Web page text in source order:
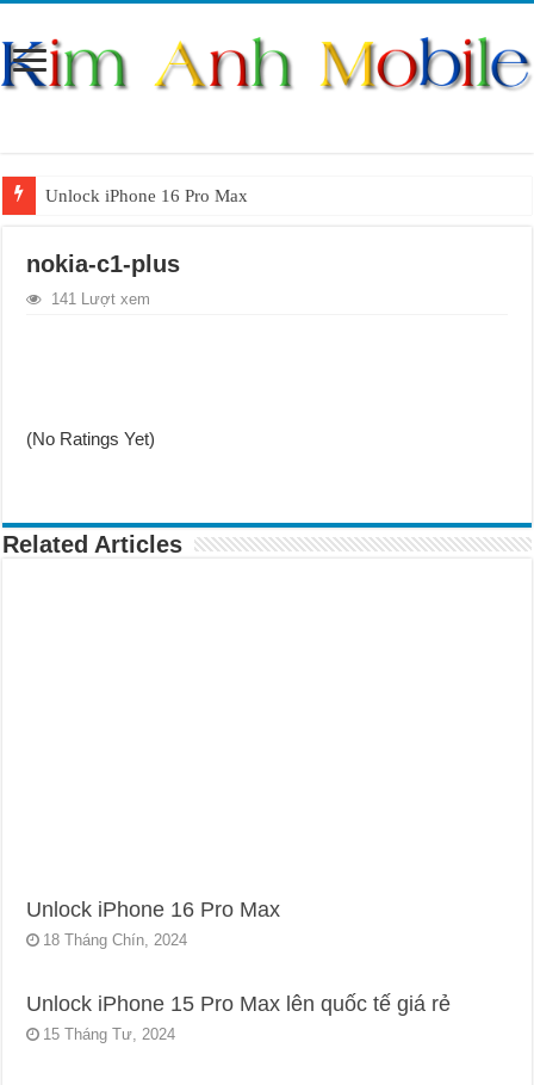
Unlock iPhone 16 Pro Max
Unlock Samsung Galaxy S26 Ultra
Unlock Motorola Razr 2025
Unlock Samsung Galaxy Z Fold 7 giá rẻ
nokia-c1-plus
141 Lượt xem
(No Ratings Yet)
Related Articles
Unlock iPhone 16 Pro Max
18 Tháng Chín, 2024
Unlock iPhone 15 Pro Max lên quốc tế giá rẻ
15 Tháng Tư, 2024